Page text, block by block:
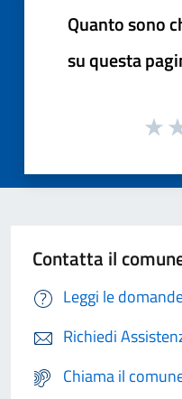
Quanto sono
su questa
Contatta il
Leggi le
Richiedi
Chiama il